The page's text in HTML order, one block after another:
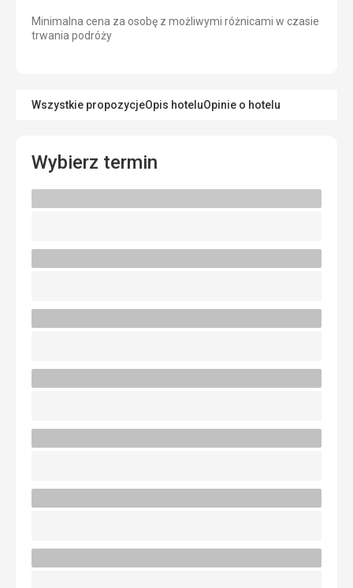
Minimalna cena za osobę z możliwymi różnicami w czasie
trwania podróży
Wszystkie propozycjeOpis hoteluOpinie o hotelu
Wybierz termin